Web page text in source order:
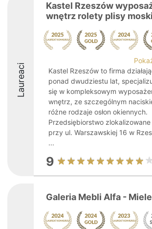
Laureaci
Kastel Rzeszów
wnętrz rolety plisy
Kastel Rzeszów to firma
ponad dwudziestu lat,
się w kompleksowym
wnętrz, ze szczególnym
różne rodzaje osłon okiennych.
Przedsiębiorstwo
przy ul. Warszawskiej 16 w
...
9
Galeria Mebli Alfa -